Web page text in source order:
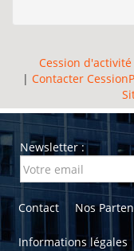
Cession
| Contacter
Newsletter :
Contact Nos
Informations légales